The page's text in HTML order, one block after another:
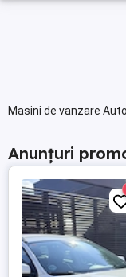
Masini de vanzare
Anunțuri